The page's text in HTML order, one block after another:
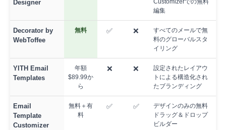
Designer
Customizerでの無料
編集
Decorator by
WebToffee
無料 ✅ ❌
すべてのメールで無
料のグローバルスタ
イリング
YITH Email
Templates
年額
$89.99か
ら
❌ ❌
設定されたレイアウ
トによる構造化され
たブランディング
Email
Template
Customizer
無料＋有
料
✅ ✅
デザインのみの無料
ドラッグ＆ドロップ
ビルダー